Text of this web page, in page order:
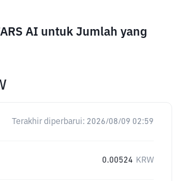
AI untuk Jumlah yang
Terakhir diperbarui: 2026/08/09 02:59
0.00524 KRW